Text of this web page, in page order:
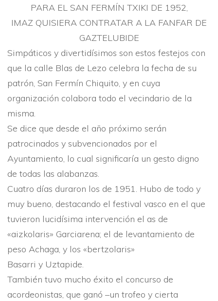
PARA EL SAN FERMÍN TXIKI DE 1952,
IMAZ QUISIERA CONTRATAR A LA FANFAR DE
GAZTELUBIDE
Simpáticos y divertidí­si­mos son estos festejos con
que la calle Blas de Lezo ce­lebra la fecha de su
patrón, San Fermí­n Chiquito, y en cuya
organización colabora to­do el vecindario de la
misma.
Se dice que desde el año próximo serán
patrocinados y subvencionados por el
Ayuntamiento, lo cual significarí­a un gesto digno
de todas las alabanzas.
Cuatro dí­as duraron los de 1951. Hubo de todo y
muy bueno, destacando el festival vasco en el que
tuvieron lucidí­sima intervención el as de
«aizkolaris» Garciarena; el de levantamiento de
peso Acha­ga, y los «bertzolaris»
Basa­rri y Uztapide.
También tuvo mucho éxito el concurso de
acordeonistas, que ganó –un trofeo y cierta